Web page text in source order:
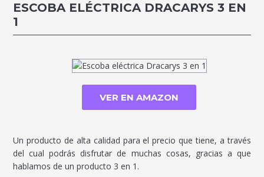
ESCOBA ELÉCTRICA DRACARYS 3 EN
1
VER EN AMAZON
Un producto de alta calidad para el precio que tiene, a través
del cual podrás disfrutar de muchas cosas, gracias a que
hablamos de un producto 3 en 1.